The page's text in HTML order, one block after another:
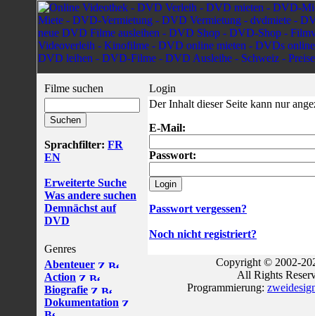
Filme suchen
Sprachfilter: FR
EN
Erweiterte Suche
Was andere suchen
Demnächst auf
DVD
Genres
Abenteuer
Action
Biografie
Dokumentation
Login
Der Inhalt dieser Seite kann nur
E-Mail:
Passwort:
Passwort vergessen?
Noch nicht registriert?
Copyright © 2002-
All Rights
Programmierung: